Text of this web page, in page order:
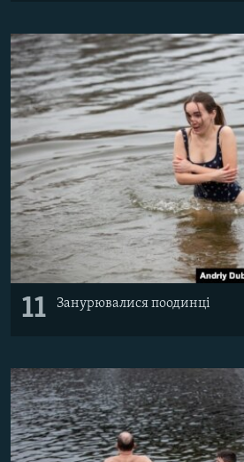
11 Занурювалися поодинці